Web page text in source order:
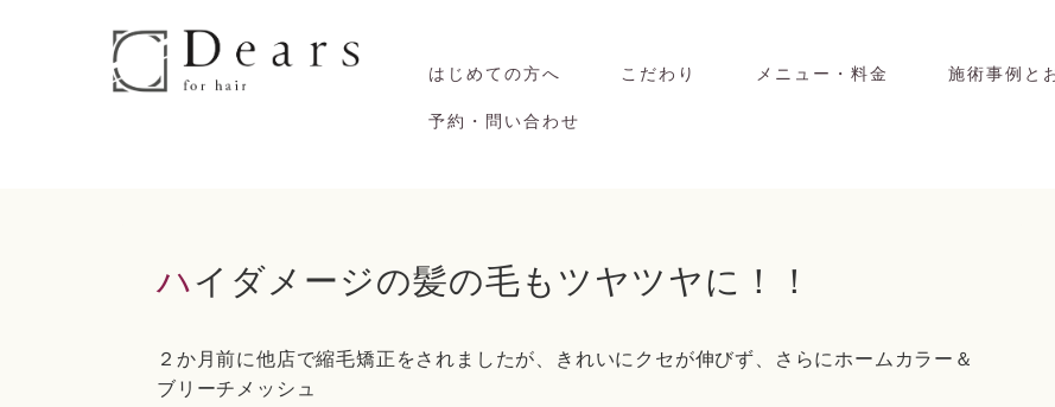
はじめての方へ こだわり メニュー・料金 施術事例と
予約・問い合わせ
ハイダメージの髪の毛もツヤツヤに！！
２か月前に他店で縮毛矯正をされましたが、きれいにクセが伸びず、さらにホームカラー＆
ブリーチメッシュ